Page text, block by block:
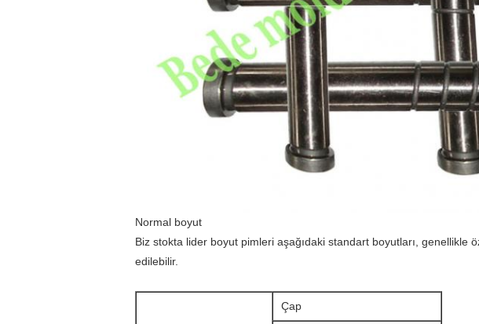
Normal boyut
Biz stokta lider boyut pimleri aşağıdaki standart boyutları,
edilebilir.
Çap